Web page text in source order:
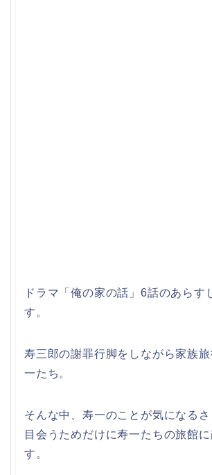
ドラマ「俺の家の話」6話のあらす
す。
寿三郎の謝罪行脚をしながら家族
一たち。
そんな中、寿一のことが気になる
目会うためだけに寿一たちの旅館に
す。